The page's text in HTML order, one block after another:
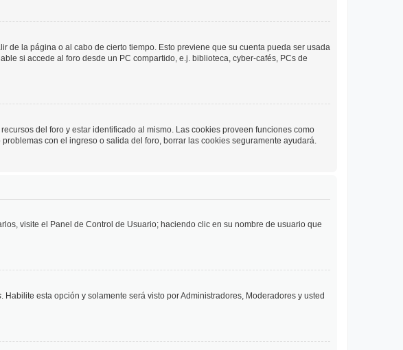
la página o al cabo de cierto tiempo. Esto previene que su cuenta pueda ser usada
si accede al foro desde un PC compartido, e.j. biblioteca, cyber-cafés, PCs de
del foro y estar identificado al mismo. Las cookies proveen funciones como
con el ingreso o salida del foro, borrar las cookies seguramente ayudará.
visite el Panel de Control de Usuario; haciendo clic en su nombre de usuario que
. Habilite esta opción y solamente será visto por Administradores, Moderadores y usted